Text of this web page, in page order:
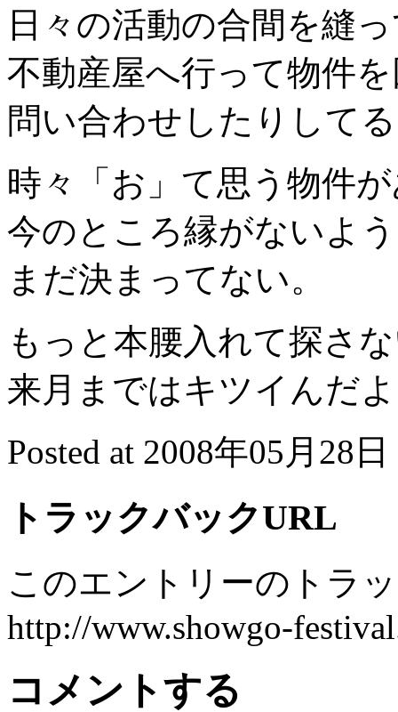
日々の活動の合間を縫
不動産屋へ行って物件
問い合わせしたりして
時々「お」て思う物件
今のところ縁がないよ
まだ決まってない。
もっと本腰入れて探さ
来月まではキツイんだ
Posted at 2008年05月28
トラックバックURL
このエントリーのトラ
http://www.showgo-
コメントする